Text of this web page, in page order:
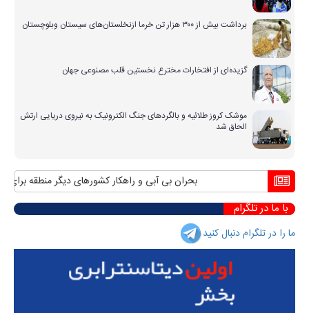
برداشت بیش از ۳۰۰ هزار تن خرما ازنخلستان‌های سیستان وبلوچستان
گزیده‌ای از افتخارات مخترع نخستین قلب مصنوعی جهان
موشک کروز طلائیه و بالگردهای جنگ الکترونیک به نیروی دریایی ارتش
الحاق شد
بحران بی آبی و راهکار کشورهای دیگر منطقه برای
با ما در تلگرام
ما را در تلگرام دنبال کنید